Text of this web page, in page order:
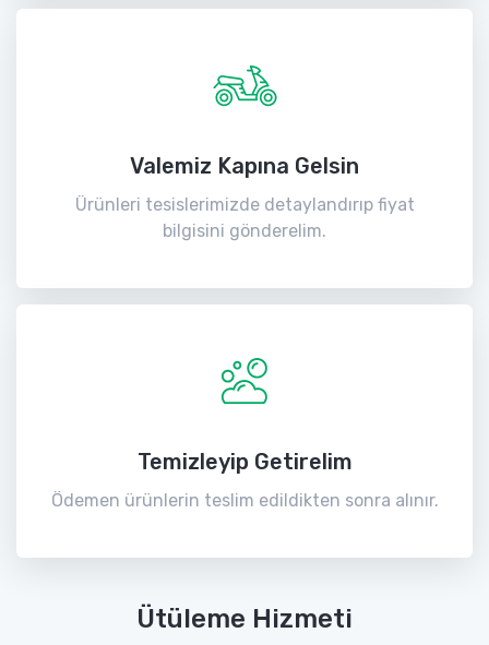
Valemiz Kapına Gelsin
Ürünleri tesislerimizde detaylandırıp fiyat
bilgisini gönderelim.
Temizleyip Getirelim
Ödemen ürünlerin teslim edildikten sonra alınır.
Ütüleme Hizmeti